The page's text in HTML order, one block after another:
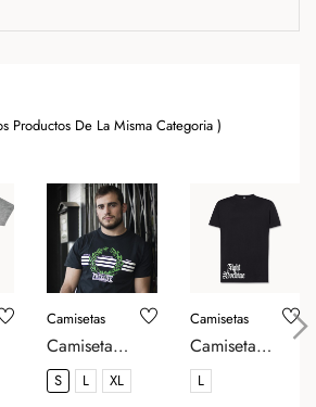
Productos De La Misma Categoria )
Camisetas
Camiseta
Antiracist -
Freelife
S L
XL
Camisetas
Camiseta
Basic Black -
Fight
L